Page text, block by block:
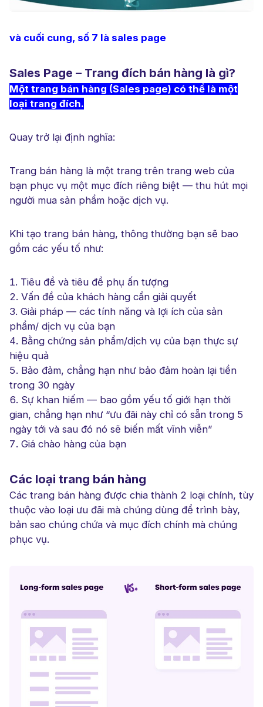
và cuối cung, số 7 là sales page
Sales Page – Trang đích bán hàng là gì?
Một trang bán hàng (Sales page) có thể là một
loại trang đích.
Quay trở lại định nghĩa:
Trang bán hàng là một trang trên trang web của
bạn phục vụ một mục đích riêng biệt — thu hút mọi
người mua sản phẩm hoặc dịch vụ.
Khi tạo trang bán hàng, thông thường bạn sẽ bao
gồm các yếu tố như:
Tiêu đề và tiêu đề phụ ấn tượng
Vấn đề của khách hàng cần giải quyết
Giải pháp — các tính năng và lợi ích của sản
phẩm/ dịch vụ của bạn
Bằng chứng sản phẩm/dịch vụ của bạn thực sự
hiệu quả
Bảo đảm, chẳng hạn như bảo đảm hoàn lại tiền
trong 30 ngày
Sự khan hiếm — bao gồm yếu tố giới hạn thời
gian, chẳng hạn như “ưu ​​đãi này chỉ có sẵn trong 5
ngày tới và sau đó nó sẽ biến mất vĩnh viễn”
Giá chào hàng của bạn
Các loại trang bán hàng
Các trang bán hàng được chia thành 2 loại chính, tùy
thuộc vào loại ưu đãi mà chúng dùng để trình bày,
bản sao chúng chứa và mục đích chính mà chúng
phục vụ.